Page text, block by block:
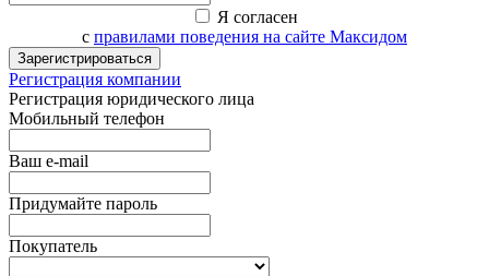
Я согласен
с правилами поведения на сайте Максидом
Зарегистрироваться
Регистрация компании
Регистрация юридического лица
Мобильный телефон
Ваш e-mail
Придумайте пароль
Покупатель